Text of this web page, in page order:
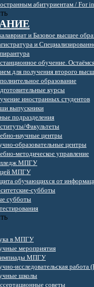
абитуриентам / For
и Базовое высшее
и
обучение.
для получения второго
образование
курсы
иностранных студентов
выпускники
подразделения
Факультеты
научные центры
образовательные центры
методическое управление
МПГУ
МПГУ
обучающихся от
в МПГУ
мероприятия
МПГУ
исследовательская работа
школы
советы